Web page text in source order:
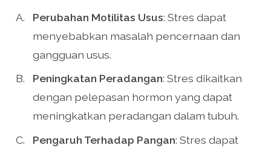
Perubahan Motilitas Usus: Stres dapat
menyebabkan masalah pencernaan dan
gangguan usus.
Peningkatan Peradangan: Stres dikaitkan
dengan pelepasan hormon yang dapat
meningkatkan peradangan dalam tubuh.
Pengaruh Terhadap Pangan: Stres dapat